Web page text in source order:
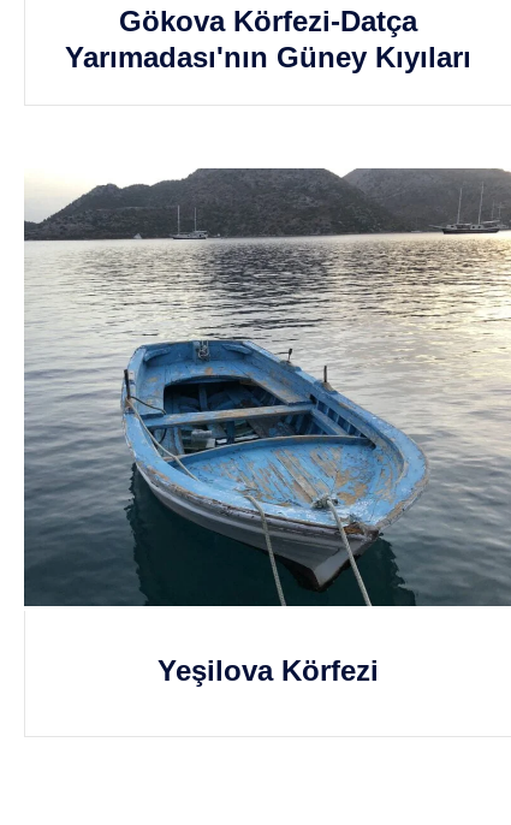
Gökova Körfezi-Datça
Yarımadası'nın Güney Kıyıları
Yeşilova Körfezi